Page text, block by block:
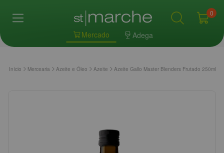
Mercado Adega
0
Início Mercearia Azeite e Óleo Azeite Azeite Gallo Master Blenders Frutado 250ml